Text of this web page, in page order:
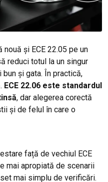
nouă și ECE 22.05 pe un
reduci totul la un singur
și gata. În practică,
ECE 22.06 este standardul
, dar alegerea corectă
și de felul în care o
față de vechiul ECE
mai apropiată de scenarii
mai simplu de verificări.